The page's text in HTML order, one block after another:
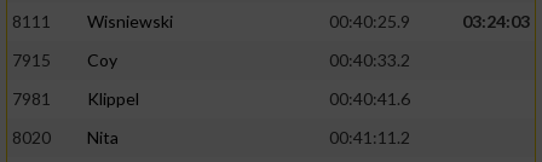
8111
Wisniewski 00:40:25.9
03:24:03
7915
Coy
00:40:33.2
7981
Klippel
00:40:41.6
8020
Nita
00:41:11.2